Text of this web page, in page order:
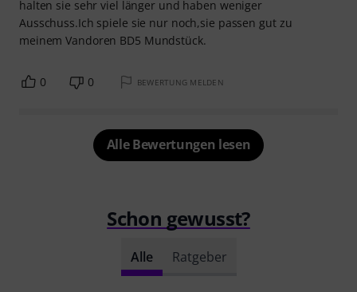
halten sie sehr viel länger und haben weniger
Ausschuss.Ich spiele sie nur noch,sie passen gut zu
meinem Vandoren BD5 Mundstück.
0 0 BEWERTUNG MELDEN
Alle Bewertungen lesen
Schon gewusst?
Alle Ratgeber